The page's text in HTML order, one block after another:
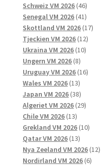
produkter
Schweiz VM 2026 4646
produkter
Senegal VM 2026 4141
produkter
Skottland VM 2026 1717
Tjeckien VM 2026 1212
Ukraina VM 2026 1010
Ungern VM 2026 88
produkter
Uruguay VM 2026 1616
Wales VM 2026 1313
produkter
Japan VM 2026 3838
produkter
Algeriet VM 2026 2929
Chile VM 2026 1313
produkter
Grekland VM 2026 1010
Qatar VM 2026 1313
produkter
Nya Zeeland VM 2026 1212
Nordirland VM 2026 66